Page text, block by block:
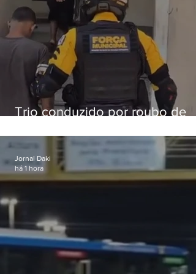
Trio conduzido por roubo de
passagens
Jornal Daki
há 1 hora